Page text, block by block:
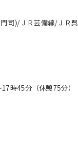
司)/ＪＲ芸備線/ＪＲ
時45分（休憩75分）